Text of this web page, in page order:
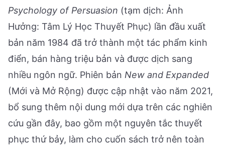
Psychology of Persuasion (tạm dịch: Ảnh
Hưởng: Tâm Lý Học Thuyết Phục) lần đầu xuất
bản năm 1984 đã trở thành một tác phẩm kinh
điển, bán hàng triệu bản và được dịch sang
nhiều ngôn ngữ. Phiên bản New and Expanded
(Mới và Mở Rộng) được cập nhật vào năm 2021,
bổ sung thêm nội dung mới dựa trên các nghiên
cứu gần đây, bao gồm một nguyên tắc thuyết
phục thứ bảy, làm cho cuốn sách trở nên toàn